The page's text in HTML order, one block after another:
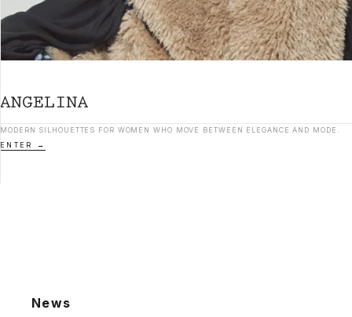
MODERN SILHOUETTES FOR WOMEN WHO MOVE BETWEEN ELEGANCE AND MODE.
ENTER
News